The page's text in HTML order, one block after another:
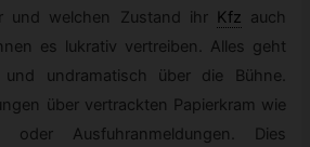
und welchen Zustand ihr Kfz auch
es lukrativ vertreiben. Alles geht
und undramatisch über die Bühne.
über vertrackten Papierkram wie
oder Ausfuhranmeldungen. Dies